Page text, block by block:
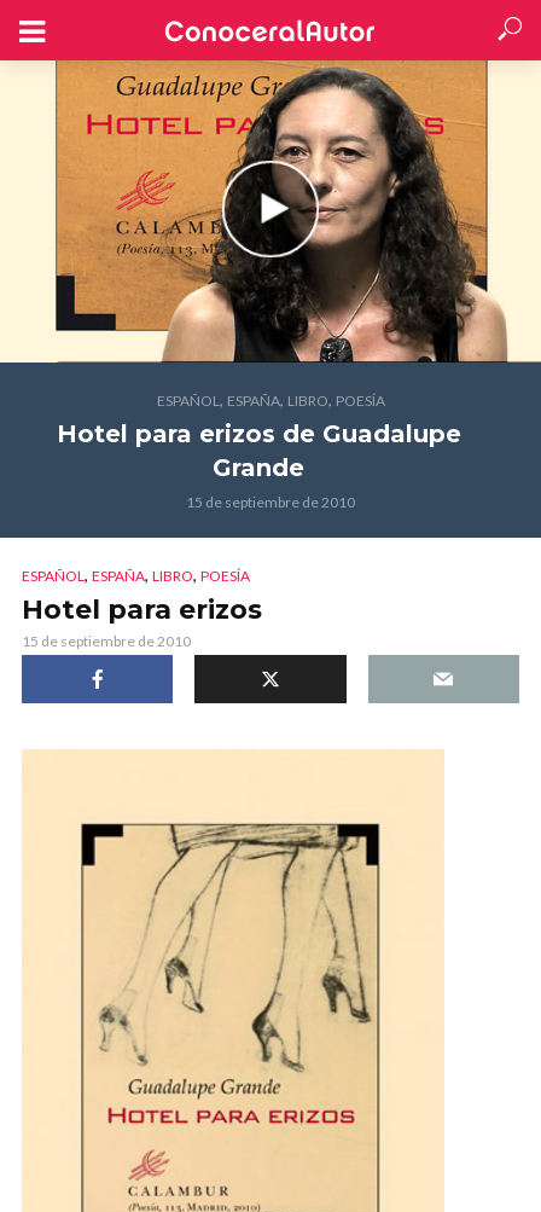
ESPAÑOL, ESPAÑA, LIBRO, POESÍA
Hotel para erizos de Guadalupe
Grande
15 de septiembre de 2010
ESPAÑOL, ESPAÑA, LIBRO, POESÍA
Hotel para erizos
15 de septiembre de 2010